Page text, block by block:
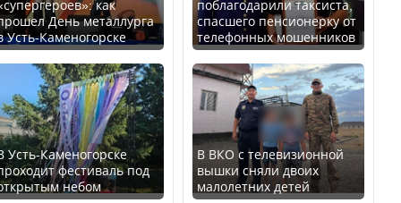
Казахстане стало
получить
на
медицинские
обследования
В России введены
дополнительные
ограничения для
казахстанских прав
как
День металлурга
Усть-Каменогорске
Усть-Каменогорске
фестиваль под
небом
поблагодарили таксиста,
спасшего пенсионерку от
телефонных мошенников
В ВКО с телевизионной
вышки сняли двоих
малолетних детей